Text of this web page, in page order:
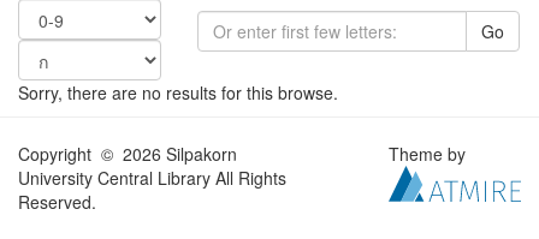
Go
Sorry, there are no results for this browse.
Copyright © 2026 Silpakorn
University Central Library All Rights
Reserved.
Theme by